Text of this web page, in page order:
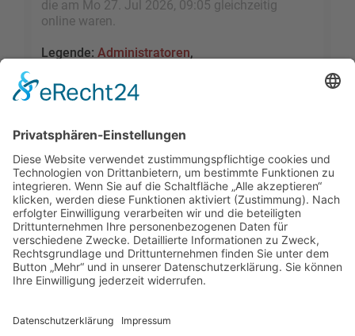
die am Mo 27. Jul 2026, 09:05 gleichzeitig
online waren.
Legende: Administratoren,
Kürzlich registrierte Benutzer
Beiträge insgesamt
109479
• Themen insgesamt
9528• Mitglieder insgesamt2455• Unser
neuestes Mitglied:sky1005